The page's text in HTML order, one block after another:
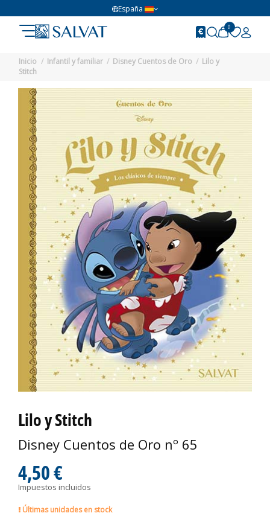
España
0
Inicio Infantil y familiar Disney Cuentos de Oro
Lilo y
Stitch
Lilo y Stitch
Disney Cuentos de Oro nº 65
4,50 €
Impuestos incluidos
Últimas unidades en stock